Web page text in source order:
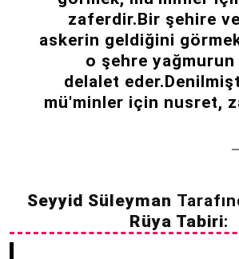
zaferdir.Bir şehire
askerin geldiğini
o şehre yağmurun
delalet
mü'minler için nusret,
Seyyid Süleyman
Rüya Tabiri: